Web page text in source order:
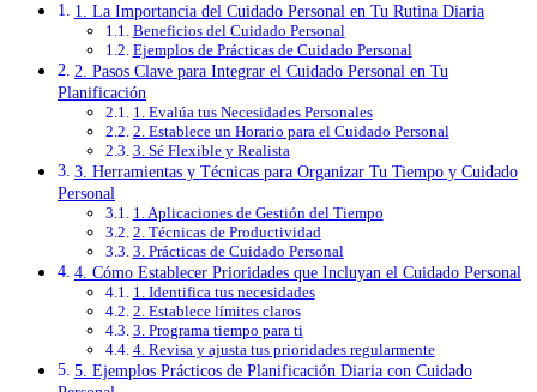
1. La Importancia del Cuidado Personal en Tu Rutina Diaria
Beneficios del Cuidado Personal
Ejemplos de Prácticas de Cuidado Personal
2. Pasos Clave para Integrar el Cuidado Personal en Tu
Planificación
1. Evalúa tus Necesidades Personales
2. Establece un Horario para el Cuidado Personal
3. Sé Flexible y Realista
3. Herramientas y Técnicas para Organizar Tu Tiempo y Cuidado
Personal
1. Aplicaciones de Gestión del Tiempo
2. Técnicas de Productividad
3. Prácticas de Cuidado Personal
4. Cómo Establecer Prioridades que Incluyan el Cuidado Personal
1. Identifica tus necesidades
2. Establece límites claros
3. Programa tiempo para ti
4. Revisa y ajusta tus prioridades regularmente
5. Ejemplos Prácticos de Planificación Diaria con Cuidado